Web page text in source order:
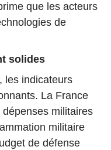
que les acteurs
de
solides
les indicateurs
La France
militaires
militaire
de défense